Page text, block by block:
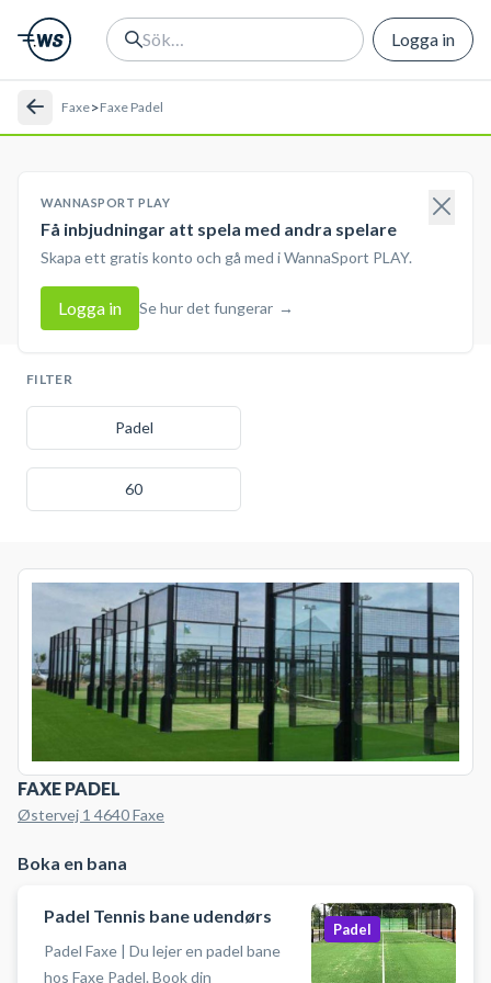
Logga in
Faxe>Faxe Padel
WANNASPORT PLAY
Få inbjudningar att spela med andra spelare
Skapa ett gratis konto och gå med i WannaSport PLAY.
Logga in Se hur det fungerar →
FILTER
Padel
60
FAXE PADEL
Østervej 1 4640 Faxe
Boka en bana
Padel Tennis bane udendørs
Padel Faxe | Du lejer en padel bane
hos Faxe Padel. Book din
Padel